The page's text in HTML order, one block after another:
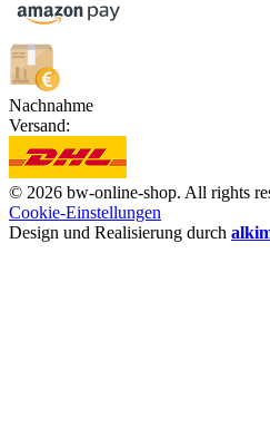
Nachnahme
Versand:
© 2026 bw-online-shop. All rights
Cookie-Einstellungen
Design und Realisierung durch